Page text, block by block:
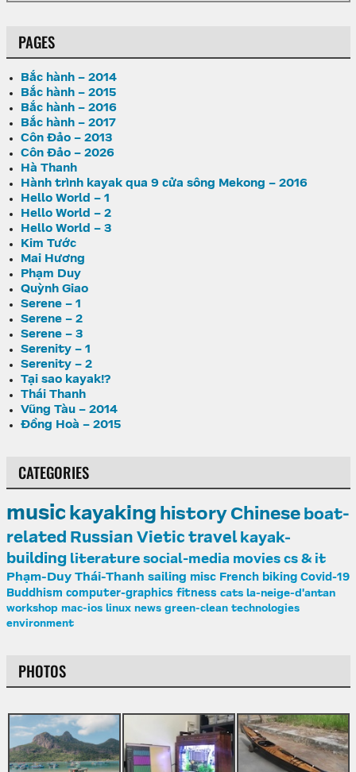
PAGES
Bắc hành – 2014
Bắc hành – 2015
Bắc hành – 2016
Bắc hành – 2017
Côn Đảo – 2013
Côn Đảo – 2026
Hà Thanh
Hành trình kayak qua 9 cửa sông Mekong – 2016
Hello World – 1
Hello World – 2
Hello World – 3
Kim Tước
Mai Hương
Phạm Duy
Quỳnh Giao
Serene – 1
Serene – 2
Serene – 3
Serenity – 1
Serenity – 2
Tại sao kayak!?
Thái Thanh
Vũng Tàu – 2014
Đồng Hoà – 2015
CATEGORIES
music kayaking historyChinese boat-
related Russian Vietic travel kayak-
building literature social-media movies cs & it
Phạm-Duy Thái-Thanh sailing misc French biking Covid-19
Buddhism computer-graphics fitness cats la-neige-d'antan
workshop mac-ios linux news green-clean technologies
environment
PHOTOS